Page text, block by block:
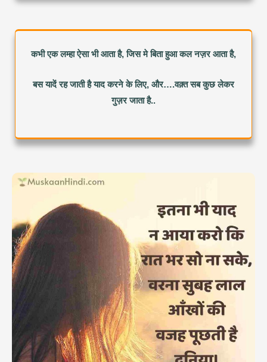
कभी एक लम्हा ऐसा भी आता है, जिस मे बिता हुआ कल नज़र आता है,
बस यादें रह जाती है याद करने के लिए, और….वक़्त सब कुछ लेकर
गुज़र जाता है..